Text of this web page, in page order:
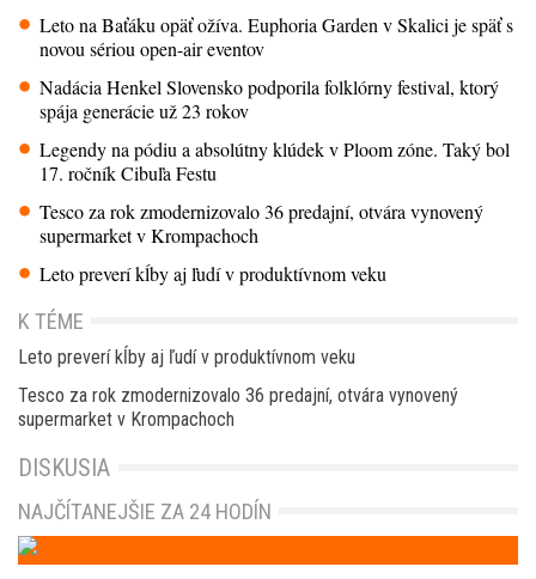
Leto na Baťáku opäť ožíva. Euphoria Garden v Skalici je späť s
novou sériou open-air eventov
Nadácia Henkel Slovensko podporila folklórny festival, ktorý
spája generácie už 23 rokov
Legendy na pódiu a absolútny klúdek v Ploom zóne. Taký bol
17. ročník Cibuľa Festu
Tesco za rok zmodernizovalo 36 predajní, otvára vynovený
supermarket v Krompachoch
Leto preverí kĺby aj ľudí v produktívnom veku
K TÉME
Leto preverí kĺby aj ľudí v produktívnom veku
Tesco za rok zmodernizovalo 36 predajní, otvára vynovený
supermarket v Krompachoch
DISKUSIA
NAJČÍTANEJŠIE ZA 24 HODÍN